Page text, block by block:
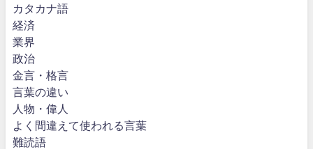
カタカナ語
経済
業界
政治
金言・格言
言葉の違い
人物・偉人
よく間違えて使われる言葉
難読語